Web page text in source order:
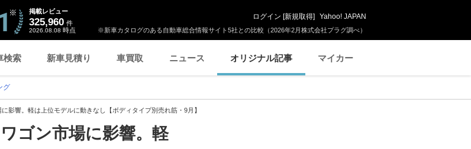
※新車カタログのある自動車総合情報サイト5社との比較（2026年2月株式会社プラグ調べ）
掲載レビュー
325,960 件
2026.08.08 時点
ログイン [新規取得] Yahoo! JAPAN
検索 新車見積り 車買取 ニュース オリジナル記事 マイカー
グ
影響。軽は上位モデルに動きなし【ボディタイプ別売れ筋・9月】
ゴン市場に影響。軽